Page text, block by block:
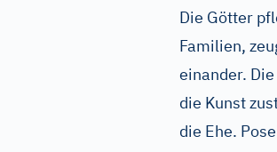
Die Götter
Familien,
einander.
die Kunst
die Ehe.